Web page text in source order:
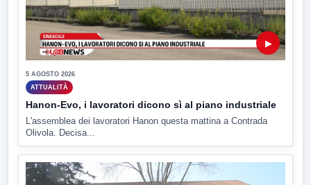
▶
5 AGOSTO 2026
ATTUALITÀ
Hanon-Evo, i lavoratori dicono sì al piano industriale
L'assemblea dei lavoratori Hanon questa mattina a Contrada
Olivola. Decisa...